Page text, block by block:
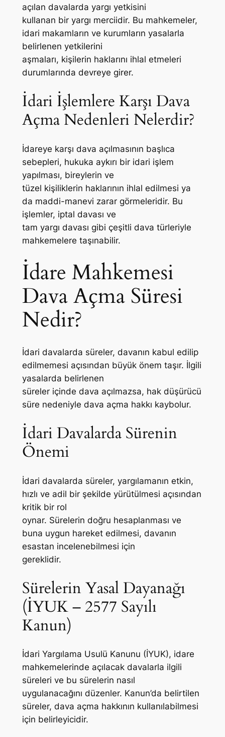
açılan davalarda yargı yetkisini
kullanan bir yargı merciidir. Bu mahkemeler,
idari makamların ve kurumların yasalarla
belirlenen yetkilerini
aşmaları, kişilerin haklarını ihlal etmeleri
durumlarında devreye girer.
İdari İşlemlere Karşı Dava
Açma Nedenleri Nelerdir?
İdareye karşı dava açılmasının başlıca
sebepleri, hukuka aykırı bir idari işlem
yapılması, bireylerin ve
tüzel kişiliklerin haklarının ihlal edilmesi ya
da maddi-manevi zarar görmeleridir. Bu
işlemler, iptal davası ve
tam yargı davası gibi çeşitli dava türleriyle
mahkemelere taşınabilir.
İdare Mahkemesi
Dava Açma Süresi
Nedir?
İdari davalarda süreler, davanın kabul edilip
edilmemesi açısından büyük önem taşır. İlgili
yasalarda belirlenen
süreler içinde dava açılmazsa, hak düşürücü
süre nedeniyle dava açma hakkı kaybolur.
İdari Davalarda Sürenin
Önemi
İdari davalarda süreler, yargılamanın etkin,
hızlı ve adil bir şekilde yürütülmesi açısından
kritik bir rol
oynar. Sürelerin doğru hesaplanması ve
buna uygun hareket edilmesi, davanın
esastan incelenebilmesi için
gereklidir.
Sürelerin Yasal Dayanağı
(İYUK – 2577 Sayılı
Kanun)
İdari Yargılama Usulü Kanunu (İYUK), idare
mahkemelerinde açılacak davalarla ilgili
süreleri ve bu sürelerin nasıl
uygulanacağını düzenler. Kanun’da belirtilen
süreler, dava açma hakkının kullanılabilmesi
için belirleyicidir.